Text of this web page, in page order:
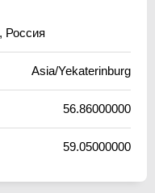
Россия
Asia/Yekaterinburg
56.86000000
59.05000000